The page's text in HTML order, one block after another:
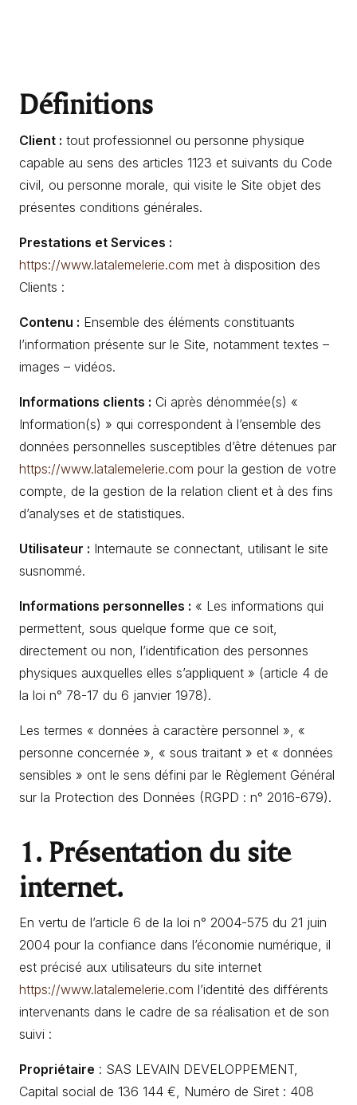
Définitions
Client : tout professionnel ou personne physique
capable au sens des articles 1123 et suivants du Code
civil, ou personne morale, qui visite le Site objet des
présentes conditions générales.
Prestations et Services :
https://www.latalemelerie.com met à disposition des
Clients :
Contenu : Ensemble des éléments constituants
l’information présente sur le Site, notamment textes –
images – vidéos.
Informations clients : Ci après dénommée(s) «
Information(s) » qui correspondent à l’ensemble des
données personnelles susceptibles d’être détenues par
https://www.latalemelerie.com pour la gestion de votre
compte, de la gestion de la relation client et à des fins
d’analyses et de statistiques.
Utilisateur : Internaute se connectant, utilisant le site
susnommé.
Informations personnelles : « Les informations qui
permettent, sous quelque forme que ce soit,
directement ou non, l’identification des personnes
physiques auxquelles elles s’appliquent » (article 4 de
la loi n° 78-17 du 6 janvier 1978).
Les termes « données à caractère personnel », «
personne concernée », « sous traitant » et « données
sensibles » ont le sens défini par le Règlement Général
sur la Protection des Données (RGPD : n° 2016-679).
1. Présentation du site
internet.
En vertu de l’article 6 de la loi n° 2004-575 du 21 juin
2004 pour la confiance dans l’économie numérique, il
est précisé aux utilisateurs du site internet
https://www.latalemelerie.com l’identité des différents
intervenants dans le cadre de sa réalisation et de son
suivi :
Propriétaire : SAS LEVAIN DEVELOPPEMENT,
Capital social de 136 144 €, Numéro de Siret : 408